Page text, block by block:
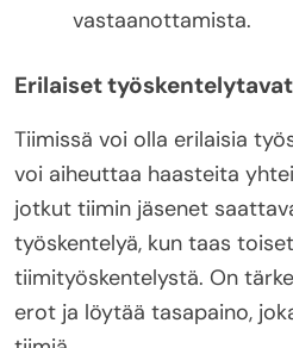
vastaanottamista.
Erilaiset
Tiimissä voi olla erilaisia
voi aiheuttaa haasteita
jotkut tiimin jäsenet
työskentelyä, kun taas
tiimityöskentelystä. On
erot ja löytää tasapaino,